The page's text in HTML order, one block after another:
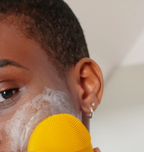
Kullanici profi̇li̇
Cihazlarım
Siparişlerim
Adresim
Aboneliklerim
Elixir
Set
Español
Português
Русский
文 繁體中文